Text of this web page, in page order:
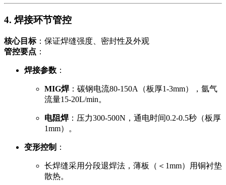
4. 焊接环节管控
核心目标：保证焊缝强度、密封性及外观
管控要点 ：
焊接参数 ：
MIG焊：碳钢电流80-150A（板厚1-3mm），氩气
流量15-20L/min。
电阻焊：压力300-500N，通电时间0.2-0.5秒（板厚
1mm）。
变形控制 ：
长焊缝采用分段退焊法，薄板（＜1mm）用铜衬垫
散热。